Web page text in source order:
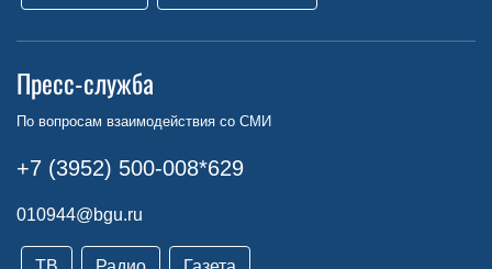
Пресс-служба
По вопросам взаимодействия со СМИ
+7 (3952) 500-008*629
010944@bgu.ru